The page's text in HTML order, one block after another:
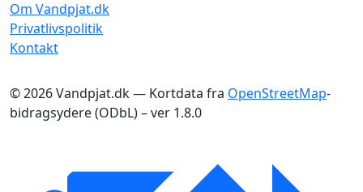
Om Vandpjat.dk
Privatlivspolitik
Kontakt
© 2026 Vandpjat.dk — Kortdata fra OpenStreetMap-
bidragsydere (ODbL) – ver 1.8.0